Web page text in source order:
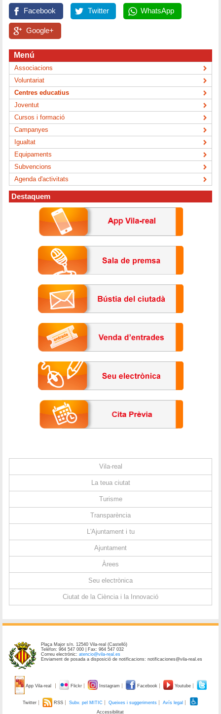
Facebook Twitter WhatsApp
Google+
Menú
Associacions
Voluntariat
Centres educatius
Joventut
Cursos i formació
Campanyes
Igualtat
Equipaments
Subvencions
Agenda d'activitats
Destaquem
Vila-real
La teua ciutat
Turisme
Transparència
L'Ajuntament i tu
Ajuntament
Àrees
Seu electrònica
Ciutat de la Ciència i la Innovació
Plaça Major s/n. 12540 Vila-real (Castelló)
Telèfon: 964 547 000 | Fax: 964 547 032
Correu electrònic:atencio@vila-real.es
Enviament de posada a disposició de notificacions: notificaciones@vila-real.es
App Vila-real Flickr Instagram Facebook Youtube
Twitter RSS Subv. pel MITIC Queixes i suggeriments
Avís legal
Accessibilitat